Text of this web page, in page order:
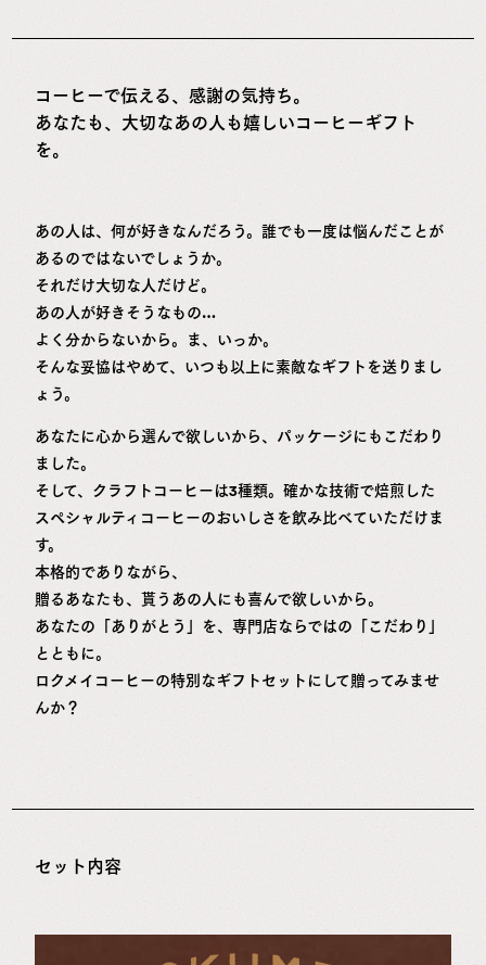
コーヒーで伝える、感謝の気持ち。
あなたも、大切なあの人も嬉しいコーヒーギフト
を。
あの人は、何が好きなんだろう。誰でも一度は悩んだことが
あるのではないでしょうか。
それだけ大切な人だけど。
あの人が好きそうなもの…
よく分からないから。ま、いっか。
そんな妥協はやめて、いつも以上に素敵なギフトを送りまし
ょう。
あなたに心から選んで欲しいから、パッケージにもこだわり
ました。
そして、クラフトコーヒーは3種類。確かな技術で焙煎した
スペシャルティコーヒーのおいしさを飲み比べていただけま
す。
本格的でありながら、
贈るあなたも、貰うあの人にも喜んで欲しいから。
あなたの「ありがとう」を、専門店ならではの「こだわり」
とともに。
ロクメイコーヒーの特別なギフトセットにして贈ってみませ
んか？
セット内容